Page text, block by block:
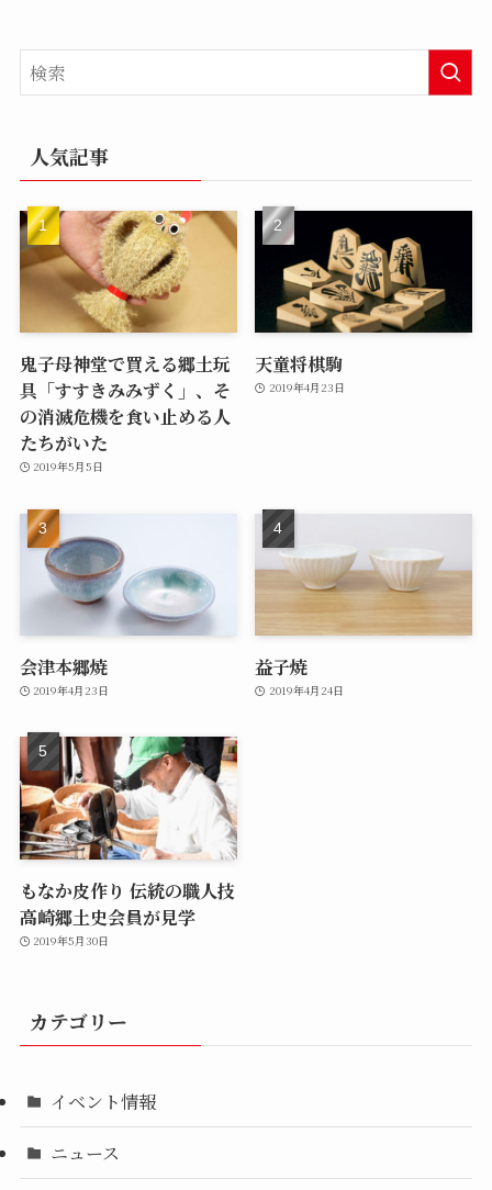
人気記事
鬼子母神堂で買える郷土玩
具「すすきみみずく」、そ
の消滅危機を食い止める人
たちがいた
2019年5月5日
天童将棋駒
2019年4月23日
会津本郷焼
2019年4月23日
益子焼
2019年4月24日
もなか皮作り 伝統の職人技
高崎郷土史会員が見学
2019年5月30日
カテゴリー
イベント情報
ニュース